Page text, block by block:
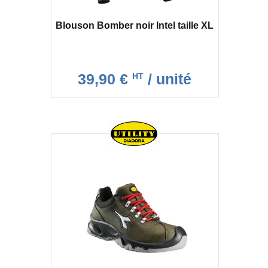
Blouson Bomber noir Intel taille XL
39,90 € HT / unité